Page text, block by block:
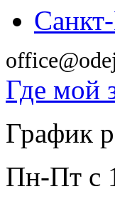
Где мой
График
Пн-Пт с